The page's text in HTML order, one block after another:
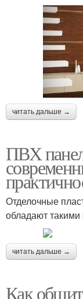
читать дальше →
ПВХ
Отделочные
обладают
читать дальше →
Как